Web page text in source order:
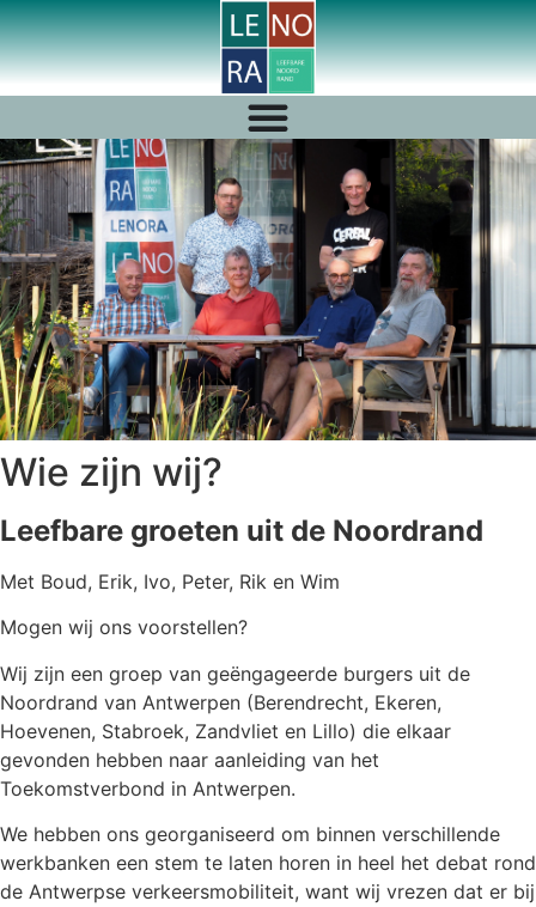
Wie zijn wij?
Leefbare groeten uit de Noordrand
Met Boud, Erik, Ivo, Peter, Rik en Wim
Mogen wij ons voorstellen?
Wij zijn een groep van geëngageerde burgers uit de
Noordrand van Antwerpen (Berendrecht, Ekeren,
Hoevenen, Stabroek, Zandvliet en Lillo) die elkaar
gevonden hebben naar aanleiding van het
Toekomstverbond in Antwerpen.
We hebben ons georganiseerd om binnen verschillende
werkbanken een stem te laten horen in heel het debat rond
de Antwerpse verkeersmobiliteit, want wij vrezen dat er bij